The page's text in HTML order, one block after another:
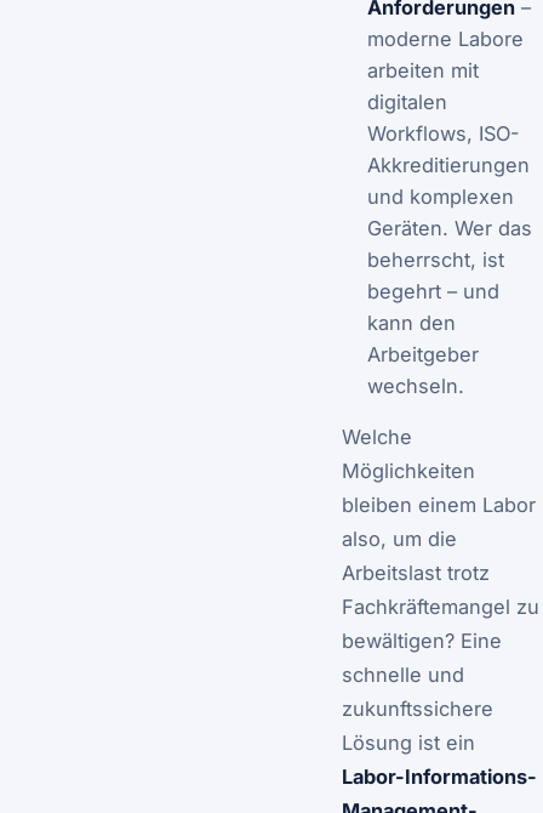
Anforderungen–
moderne Labore
arbeiten mit
digitalen
Workflows, ISO-
Akkreditierungen
und komplexen
Geräten. Wer das
beherrscht, ist
begehrt – und
kann den
Arbeitgeber
wechseln.
Welche
Möglichkeiten
bleiben einem Labor
also, um die
Arbeitslast trotz
Fachkräftemangel zu
bewältigen? Eine
schnelle und
zukunftssichere
Lösung ist ein
Labor-Informations-